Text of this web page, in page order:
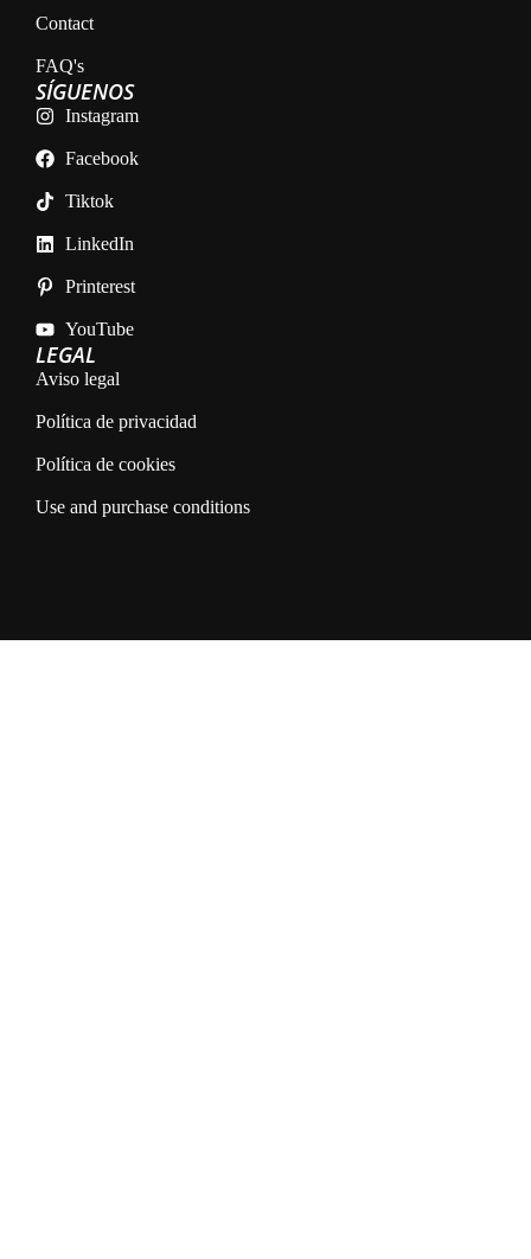
Contact
FAQ's
LEGAL
Aviso legal
Política de privacidad
Política de cookies
Use and purchase conditions
SÍGUENOS
Instagram
Facebook
Tiktok
LinkedIn
Printerest
YouTube